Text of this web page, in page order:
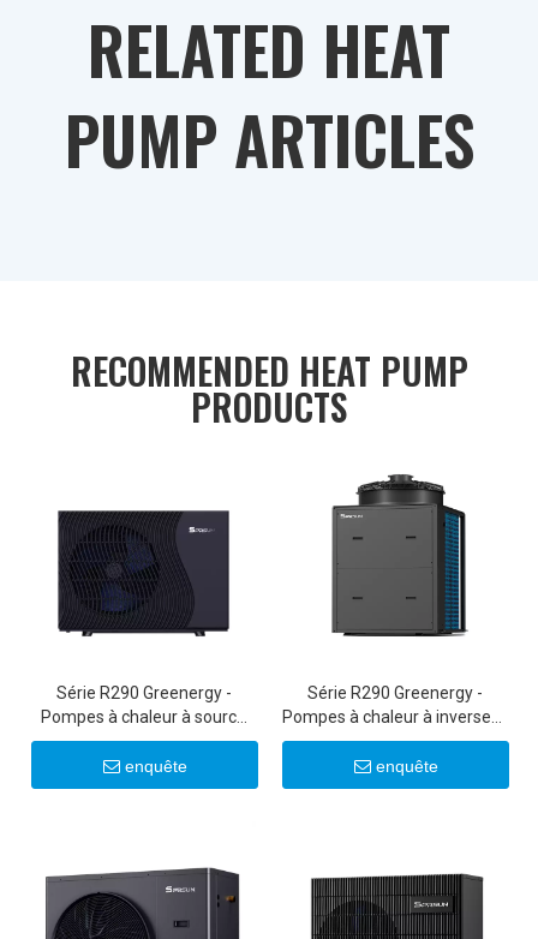
RELATED HEAT
PUMP ARTICLES
RECOMMENDED HEAT PUMP
PRODUCTS
Série R290 Greenergy -
Pompes à chaleur à source
d'air à onduleur CC ultra-
silencieuses 6-22KW 20KW
22KW
enquête
Série R290 Greenergy -
Pompes à chaleur à inverseur
commerciales 50 kW/100 kW
enquête